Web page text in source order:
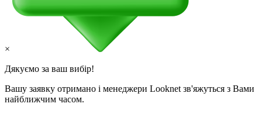
×
Дякуємо за ваш вибір!
Вашу заявку отримано і менеджери Looknet зв'яжуться з Вами
найближчим часом.